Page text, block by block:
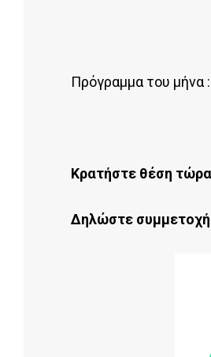
Πρόγραμμα του μήνα :
Κρατήστε θέση
Δηλώστε